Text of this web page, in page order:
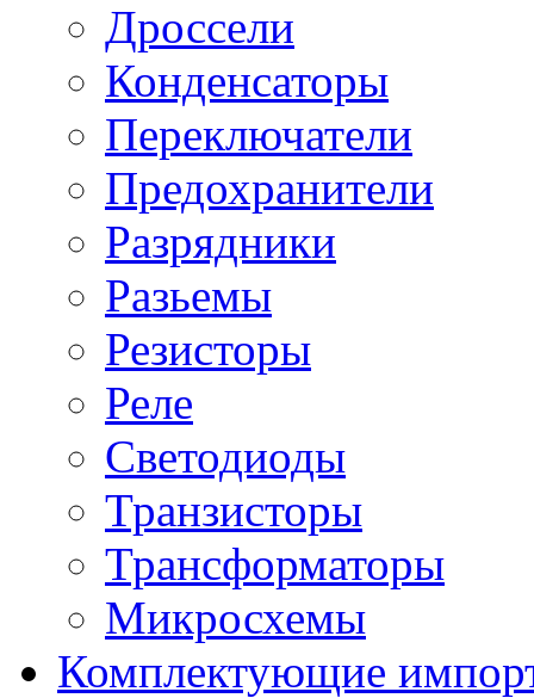
Дроссели
Конденсаторы
Переключатели
Предохранители
Разрядники
Разьемы
Резисторы
Реле
Светодиоды
Транзисторы
Трансформаторы
Микросхемы
Комплектующие